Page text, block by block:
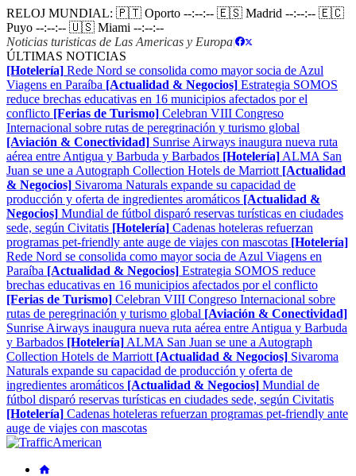
RELOJ MUNDIAL: 🇵🇹 Oporto --:--:-- 🇪🇸 Madrid --:--:-- 🇪🇨
Puyo --:--:-- 🇺🇸 Miami --:--:--
Noticias turisticas de Las Americas y Europa|
ÚLTIMAS NOTICIAS
[Hotelería] Rede Nord se consolida como mayor socia de Azul
Viagens en Paraíba [Actualidad & Negocios] Estrategia SOMOS
reduce brechas educativas en 16 municipios afectados por el
conflicto [Ferias de Turismo] Celebran VIII Congreso
Internacional sobre rutas de peregrinación y turismo global
[Aviación & Conectividad] Sunrise Airways inaugura nueva ruta
aérea entre Antigua y Barbuda y Barbados [Hotelería] ALMA San
Juan se une a Autograph Collection Hotels de Marriott [Actualidad
& Negocios] Sivaroma Naturals expande su capacidad de
producción y oferta de ingredientes aromáticos [Actualidad &
Negocios] Mundial de fútbol disparó reservas turísticas en ciudades
sede, según Civitatis [Hotelería] Cadenas hoteleras refuerzan
programas pet-friendly ante auge de viajes con mascotas [Hotelería]
Rede Nord se consolida como mayor socia de Azul Viagens en
Paraíba [Actualidad & Negocios] Estrategia SOMOS reduce
brechas educativas en 16 municipios afectados por el conflicto
[Ferias de Turismo] Celebran VIII Congreso Internacional sobre
rutas de peregrinación y turismo global [Aviación & Conectividad]
Sunrise Airways inaugura nueva ruta aérea entre Antigua y Barbuda
y Barbados [Hotelería] ALMA San Juan se une a Autograph
Collection Hotels de Marriott [Actualidad & Negocios] Sivaroma
Naturals expande su capacidad de producción y oferta de
ingredientes aromáticos [Actualidad & Negocios] Mundial de
fútbol disparó reservas turísticas en ciudades sede, según Civitatis
[Hotelería] Cadenas hoteleras refuerzan programas pet-friendly ante
auge de viajes con mascotas